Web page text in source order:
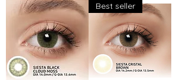
Best seller